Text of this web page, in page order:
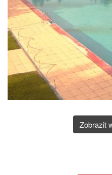
Zobrazit